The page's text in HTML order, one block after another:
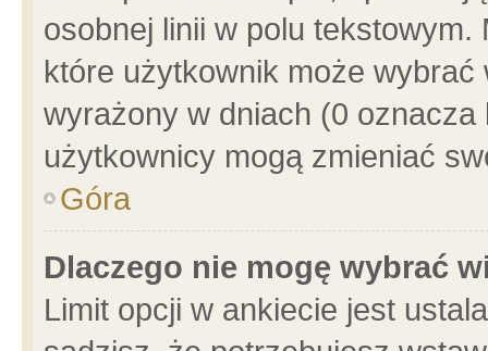
osobnej linii w polu
które użytkownik może
wyrażony w dniach (0
użytkownicy mogą zmieniać
Góra
Dlaczego nie mogę wybrać
Limit opcji w ankiecie jest